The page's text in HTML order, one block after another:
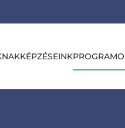
KÉPZÉSEINK